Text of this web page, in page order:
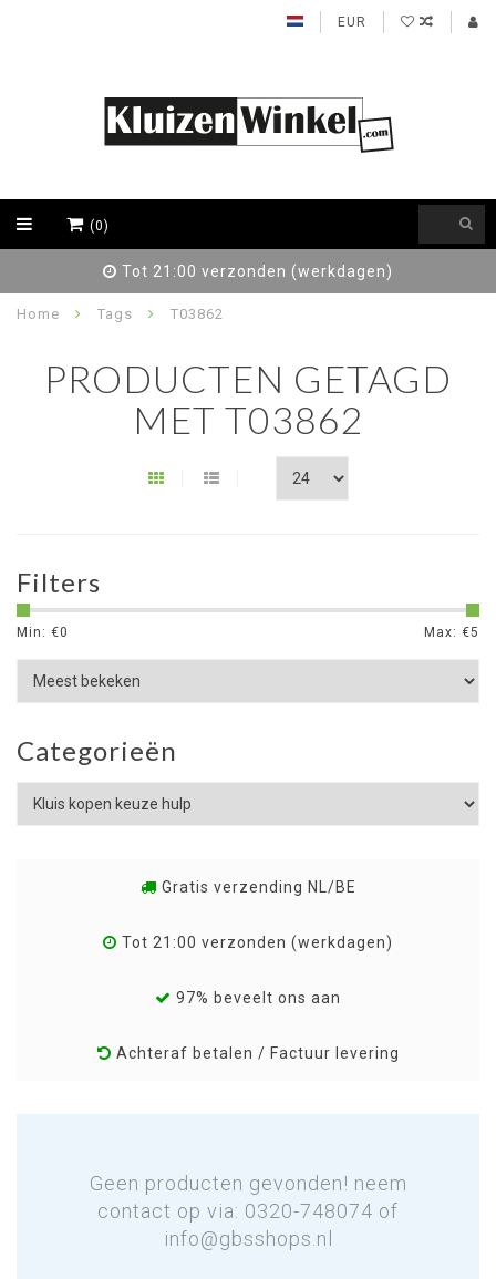
EUR
(0)
Tot 21:00 verzonden (werkdagen)
Home Tags T03862
PRODUCTEN GETAGD
MET T03862
Filters
Min: €0 Max: €5
Categorieën
Gratis verzending NL/BE
Tot 21:00 verzonden (werkdagen)
97% beveelt ons aan
Achteraf betalen / Factuur levering
Geen producten gevonden! neem
contact op via: 0320-748074 of
info@gbsshops.nl